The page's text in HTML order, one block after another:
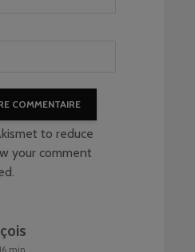
to reduce
your comment
.
min